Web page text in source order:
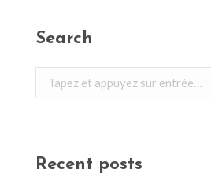
Search
Recherche
:
Recent posts